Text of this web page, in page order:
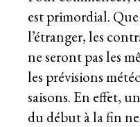
est primordial.
l’étranger, les
ne seront pas les
les prévisions
saisons. En effet,
du début à la fin ne